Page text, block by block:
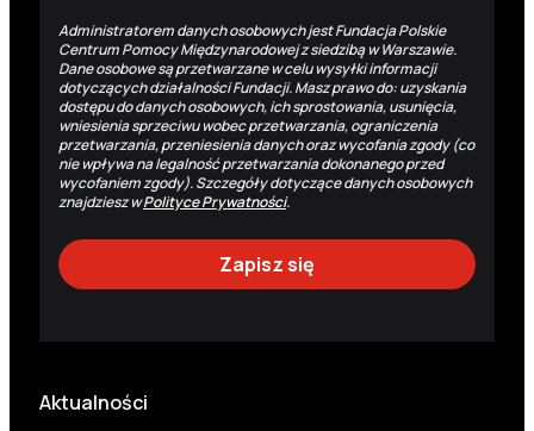
Administratorem danych osobowych jest Fundacja Polskie
Centrum Pomocy Międzynarodowej z siedzibą w Warszawie.
Dane osobowe są przetwarzane w celu wysyłki informacji
dotyczących działalności Fundacji. Masz prawo do: uzyskania
dostępu do danych osobowych, ich sprostowania, usunięcia,
wniesienia sprzeciwu wobec przetwarzania, ograniczenia
przetwarzania, przeniesienia danych oraz wycofania zgody (co
nie wpływa na legalność przetwarzania dokonanego przed
wycofaniem zgody). Szczegóły dotyczące danych osobowych
znajdziesz wPolityce Prywatności.
Aktualności